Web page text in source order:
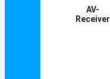
AV-
Receiver